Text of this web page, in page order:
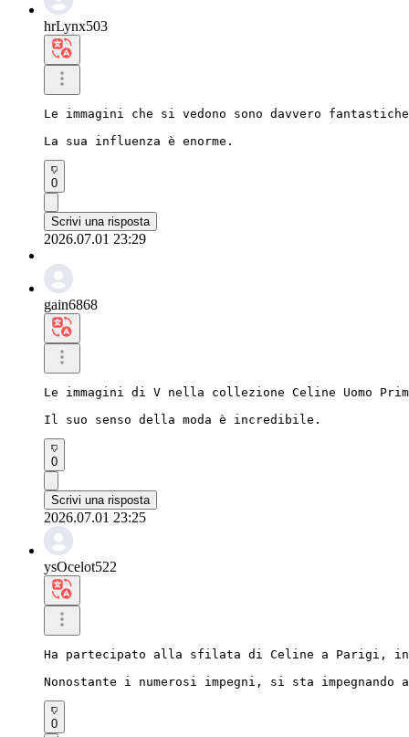
hrLynx503
Le immagini che si vedono sono davvero
La sua influenza è enorme.
0
Scrivi una risposta
2026.07.01 23:29
gain6868
Le immagini di V nella collezione Celine Uomo
Il suo senso della moda è incredibile.
0
Scrivi una risposta
2026.07.01 23:25
ysOcelot522
Ha partecipato alla sfilata di Celine a Parigi,
Nonostante i numerosi impegni, si sta impegnando
0